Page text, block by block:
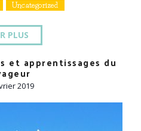
Uncategorized
PLUS
et apprentissages du
2019